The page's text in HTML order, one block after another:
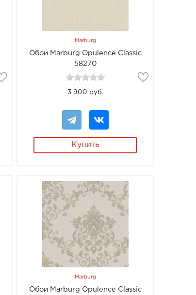
Marburg
Обои Marburg Opulence Classic
58270
3 900 руб.
Купить
Marburg
Обои Marburg Opulence Classic